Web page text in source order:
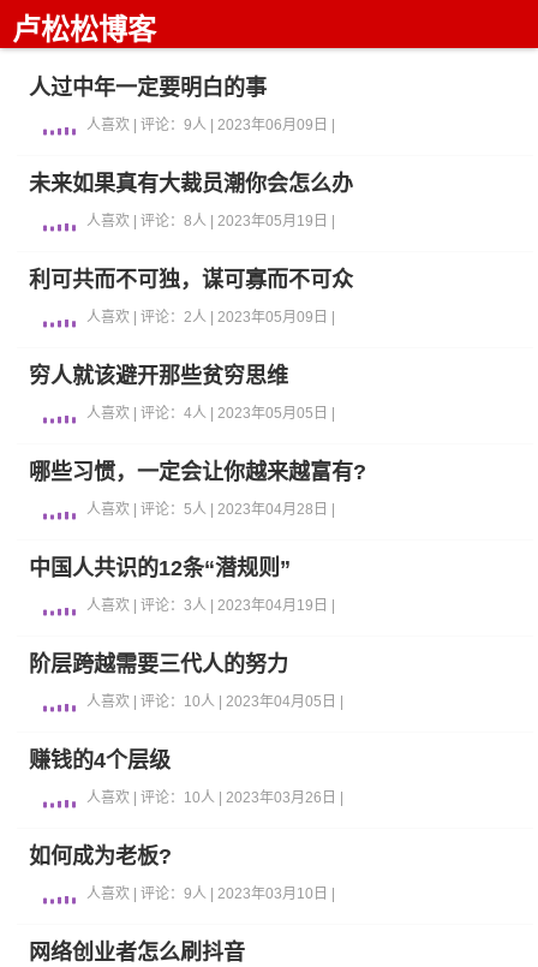
卢松松博客
人过中年一定要明白的事
人喜欢 | 评论：9人 | 2023年06月09日 |
未来如果真有大裁员潮你会怎么办
人喜欢 | 评论：8人 | 2023年05月19日 |
利可共而不可独，谋可寡而不可众
人喜欢 | 评论：2人 | 2023年05月09日 |
穷人就该避开那些贫穷思维
人喜欢 | 评论：4人 | 2023年05月05日 |
哪些习惯，一定会让你越来越富有?
人喜欢 | 评论：5人 | 2023年04月28日 |
中国人共识的12条“潜规则”
人喜欢 | 评论：3人 | 2023年04月19日 |
阶层跨越需要三代人的努力
人喜欢 | 评论：10人 | 2023年04月05日 |
赚钱的4个层级
人喜欢 | 评论：10人 | 2023年03月26日 |
如何成为老板?
人喜欢 | 评论：9人 | 2023年03月10日 |
网络创业者怎么刷抖音